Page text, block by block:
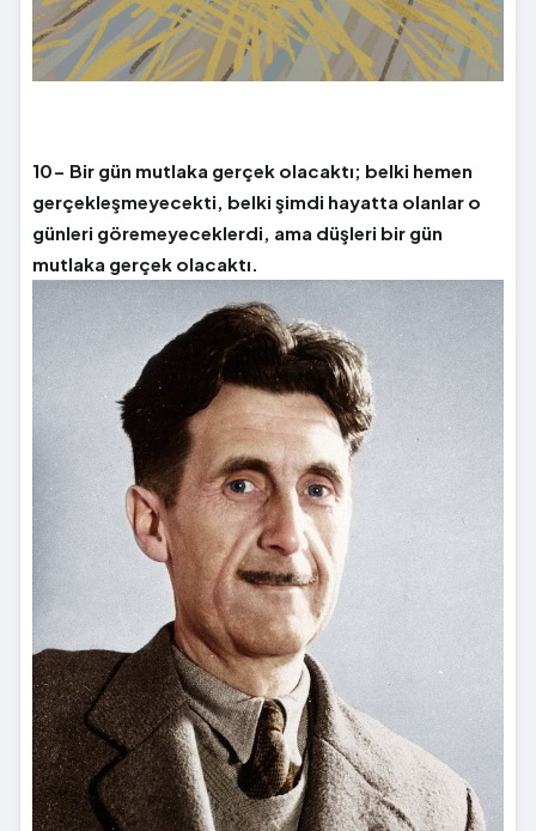
10- Bir gün mutlaka gerçek olacaktı; belki hemen
gerçekleşmeyecekti, belki şimdi hayatta olanlar o
günleri göremeyeceklerdi, ama düşleri bir gün
mutlaka gerçek olacaktı.